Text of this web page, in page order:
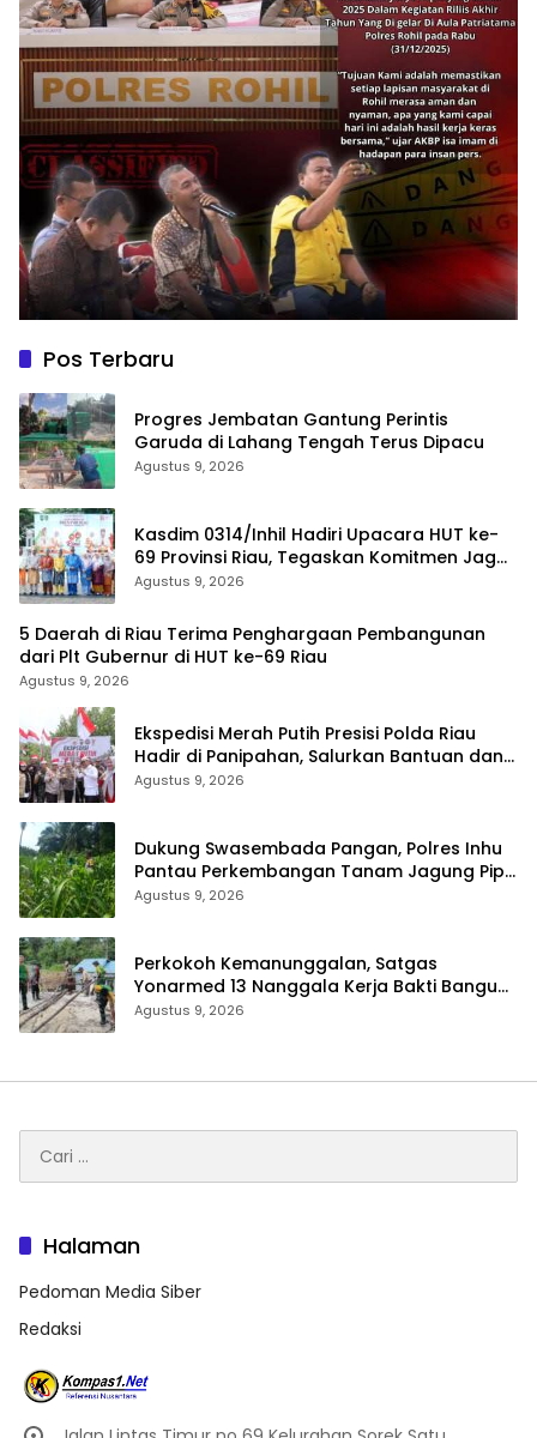
Pos Terbaru
Progres Jembatan Gantung Perintis
Garuda di Lahang Tengah Terus Dipacu
Agustus 9, 2026
Kasdim 0314/Inhil Hadiri Upacara HUT ke-
69 Provinsi Riau, Tegaskan Komitmen Jaga
Persatuan dan Pembangunan
Agustus 9, 2026
5 Daerah di Riau Terima Penghargaan Pembangunan
dari Plt Gubernur di HUT ke-69 Riau
Agustus 9, 2026
Ekspedisi Merah Putih Presisi Polda Riau
Hadir di Panipahan, Salurkan Bantuan dan
Layanan Kesehatan
Agustus 9, 2026
Dukung Swasembada Pangan, Polres Inhu
Pantau Perkembangan Tanam Jagung Pipil
Agustus 9, 2026
Perkokoh Kemanunggalan, Satgas
Yonarmed 13 Nanggala Kerja Bakti Bangun
Masjid Al-Hikmah di Kapuas Hulu
Agustus 9, 2026
untuk:
Halaman
Pedoman Media Siber
Redaksi